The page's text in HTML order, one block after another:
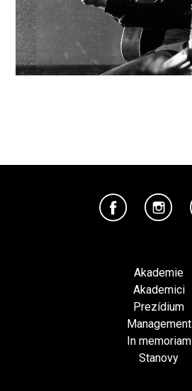
Akademie
Akademici
Prezídium
Management
In memoriam
Stanovy